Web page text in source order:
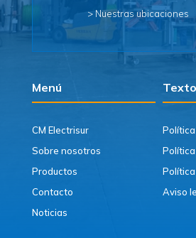
> Nuestras ubicaciones
Menú
CM Electrisur
Sobre nosotros
Productos
Contacto
Noticias
Aviso